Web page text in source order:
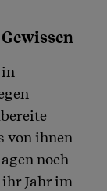
in
von ihnen
noch
ihr Jahr im